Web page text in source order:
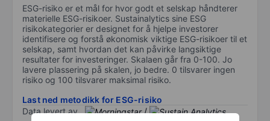
ESG-risiko er et mål for hvor godt et selskap håndterer
materielle ESG-risikoer. Sustainalytics sine ESG
risikokategorier er designet for å hjelpe investorer
identifisere og forstå økonomisk viktige ESG-risikoer til et
selskap, samt hvordan det kan påvirke langsiktige
resultater for investeringer. Skalaen går fra 0-100. Jo
lavere plassering på skalen, jo bedre. 0 tilsvarer ingen
risiko og 100 tilsvarer maksimal risiko.
Last ned metodikk for ESG-risiko
Data levert av
/